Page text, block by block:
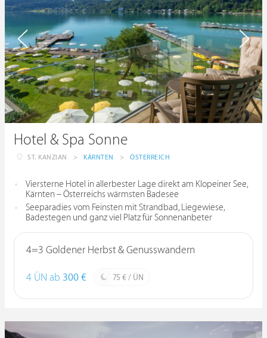
Hotel & Spa Sonne
ST. KANZIAN > KÄRNTEN > ÖSTERREICH
Viersterne Hotel in allerbester Lage direkt am Klopeiner See,
Kärnten – Österreichs wärmsten Badesee
Seeparadies vom Feinsten mit Strandbad, Liegewiese,
Badestegen und ganz viel Platz für Sonnenanbeter
4=3 Goldener Herbst & Genusswandern
4 ÜN ab 300 € 75 € / ÜN